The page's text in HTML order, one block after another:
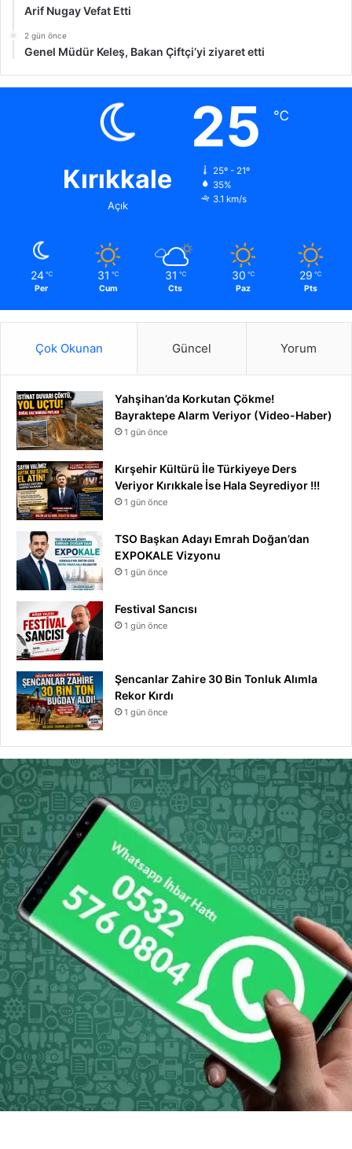
Arif Nugay Vefat Etti
2 gün önce
Genel Müdür Keleş, Bakan Çiftçi’yi ziyaret etti
Kırıkkale
Açık
25 ℃
25º - 21º
35%
3.1 km/s
24 ℃
Per
31 ℃
Cum
31 ℃
Cts
30 ℃
Paz
29 ℃
Pts
Çok Okunan Güncel Yorum
Yahşihan’da Korkutan Çökme!
Bayraktepe Alarm Veriyor (Video-Haber)
1 gün önce
Kırşehir Kültürü İle Türkiyeye Ders
Veriyor Kırıkkale İse Hala Seyrediyor !!!
1 gün önce
TSO Başkan Adayı Emrah Doğan’dan
EXPOKALE Vizyonu
1 gün önce
Festival Sancısı
1 gün önce
Şencanlar Zahire 30 Bin Tonluk Alımla
Rekor Kırdı
1 gün önce